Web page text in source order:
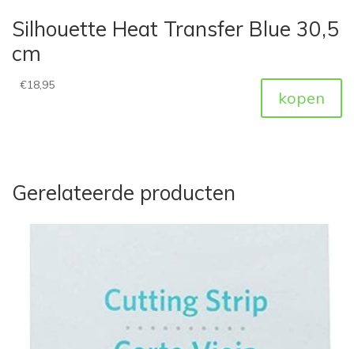
Silhouette Heat Transfer Blue 30,5
cm
€18,95
kopen
Gerelateerde producten